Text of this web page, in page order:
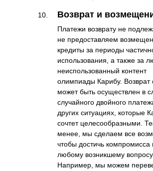
Возврат и
Платежи возврату не
не предоставляем
кредиты за периоды
использования, а также за
неиспользованный контент
олимпиады Карибу. Возврат
может быть осуществлен в
случайного двойного
других ситуациях, которые
сочтет целесообразными.
менее, мы сделаем все
чтобы достичь компромисса
любому возникшему вопросу.
Например, мы можем